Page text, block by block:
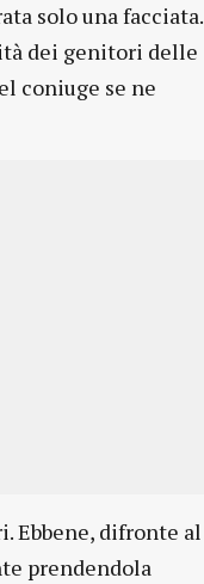
solo una facciata.
dei genitori delle
coniuge se ne
Ebbene, difronte al
prendendola